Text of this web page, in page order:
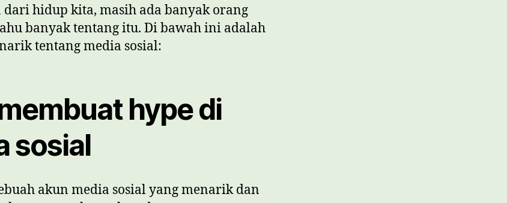
hidup kita, masih ada banyak orang
banyak tentang itu. Di bawah ini adalah
tentang media sosial:
hype di
sosial
akun media sosial yang menarik dan